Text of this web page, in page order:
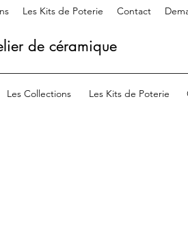
de céramique
Les Collections Les Kits de Poterie
Les Kits de Poterie Contact